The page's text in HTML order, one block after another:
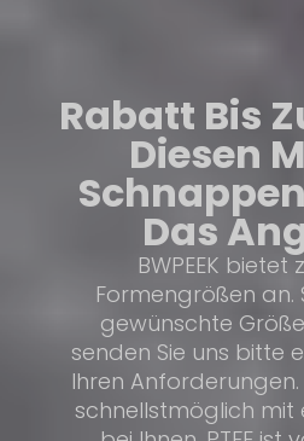
Rabatt Bis
Diesen
Das
BWPEEK bietet
Formengrößen an.
gewünschte
senden Sie uns bitte
Ihren
schnellstmöglich mit